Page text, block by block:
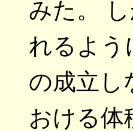
みた。
れるよう
の成立し
おける体